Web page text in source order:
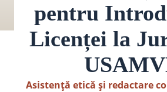
pentru
Licenței la
Asistență etică și redactare